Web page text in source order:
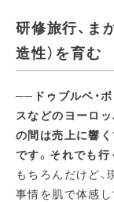
研修旅行、ま
造性）を育む
──ドゥブルベ・
スなどのヨーロ
の間は売上に響
です。それでも行
もちろんだけど
事情を肌で体感